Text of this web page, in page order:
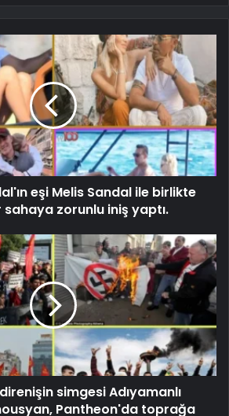
eşi Melis Sandal ile birlikte
zorunlu iniş yaptı.
simgesi Adıyamanlı
Pantheon'da toprağa